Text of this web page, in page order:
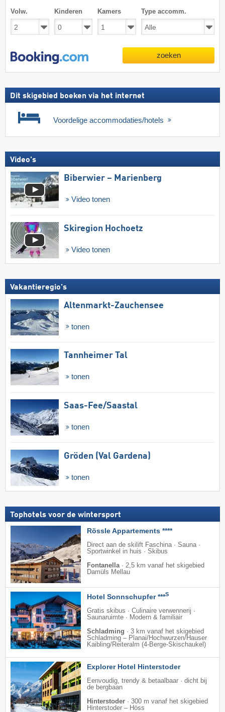
Volw. Kinderen Kamers Type accomm.
zoeken
Dit skigebied boeken via het internet
Voordelige accommodaties/hotels
Video's
Biberwier – Marienberg
Video tonen
Skiregion Hochoetz
Video tonen
Vakantieregio's
Altenmarkt-Zauchensee
tonen
Tannheimer Tal
tonen
Saas-Fee/​Saastal
tonen
Gröden (Val Gardena)
tonen
Tophotels voor de wintersport
Rössle Appartements ****
Direct aan de skilift Faschina · Sauna ·
Sportwinkel in huis · Skibus
Fontanella · 2,5 km vanaf het skigebied
Damüls Mellau
Hotel Sonnschupfer ***S
Gratis skibus · Culinaire verwennerij ·
Saunaruimte · Modern & familiair
Schladming · 3 km vanaf het skigebied
Schladming – Planai/​Hochwurzen/​Hauser
Kaibling/​Reiteralm (4-Berge-Skischaukel)
Explorer Hotel Hinterstoder
Eenvoudig, trendy & betaalbaar · dicht bij
de bergbaan
Hinterstoder · 300 m vanaf het skigebied
Hinterstoder – Höss